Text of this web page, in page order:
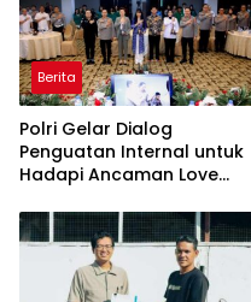
Berita
Polri Gelar Dialog
Penguatan Internal untuk
Hadapi Ancaman Love